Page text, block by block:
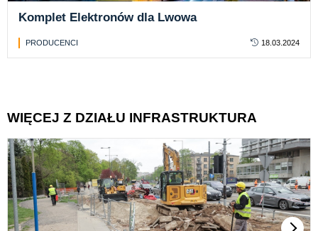
Komplet Elektronów dla Lwowa
PRODUCENCI 18.03.2024
WIĘCEJ Z DZIAŁU INFRASTRUKTURA